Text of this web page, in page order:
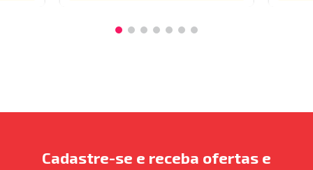
Cadastre-se e receba ofertas e